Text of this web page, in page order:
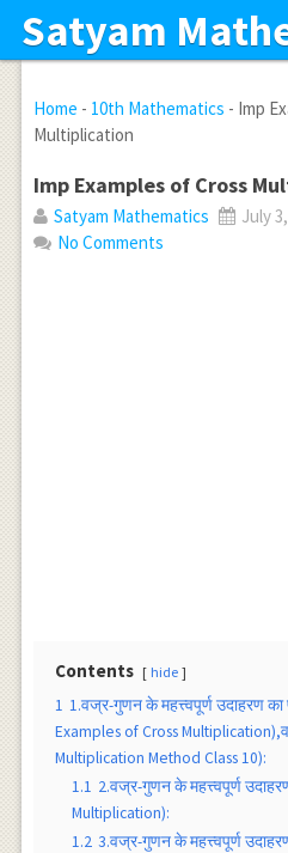
Satyam
Home - 10th Mathematics - Imp
Multiplication
Imp Examples of Cross
Satyam Mathematics July
No Comments
Contents hide
1 1.वज्र-गुणन के महत्त्वपूर्ण उदाहरण
Examples of Cross
Multiplication Method Class 10):
1.1 2.वज्र-गुणन के महत्त्वपूर्ण
Multiplication):
1.2 3.वज्र-गुणन के महत्त्वपूर्ण